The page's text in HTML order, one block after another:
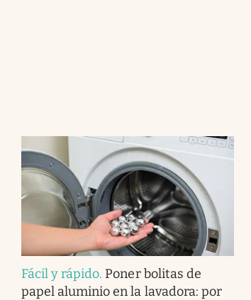
Fácil y rápido. Poner bolitas de
papel aluminio en la lavadora: por